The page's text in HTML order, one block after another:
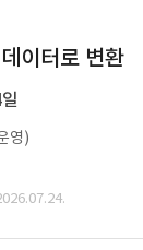
이터로 변환
영)